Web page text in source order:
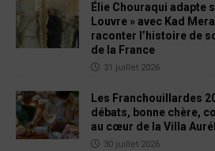
Élie Chouraqui adapte
Louvre » avec Kad
raconter l’histoire de
de la France
31 juillet 2026
Les Franchouillardes
débats, bonne chère,
au cœur de la Villa
30 juillet 2026